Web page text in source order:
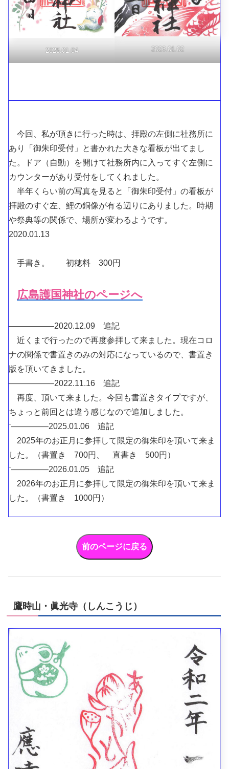
2025.01.04 2026.01.02
今回、私が頂きに行った時は、拝殿の左側に社務所に
あり「御朱印受付」と書かれた大きな看板が出てまし
た。ドア（自動）を開けて社務所内に入ってすぐ左側に
カウンターがあり受付をしてくれました。
半年くらい前の写真を見ると「御朱印受付」の看板が
拝殿のすぐ左、鯉の銅像が有る辺りにありました。時期
や祭典等の関係で、場所が変わるようです。
2020.01.13
手書き。 初穂料 300円
広島護国神社のページへ
—————–2020.12.09 追記
近くまで行ったので再度参拝して来ました。現在コロ
ナの関係で書置きのみの対応になっているので、書置き
版を頂いてきました。
—————–2022.11.16 追記
再度、頂いて来ました。今回も書置きタイプですが、
ちょっと前回とは違う感じなので追加しました。
⁻————–2025.01.06 追記
2025年のお正月に参拝して限定の御朱印を頂いて来ま
した。（書置き 700円、 直書き 500円）
⁻————–2026.01.05 追記
2026年のお正月に参拝して限定の御朱印を頂いて来ま
した。（書置き 1000円）
鷹時山・眞光寺（しんこうじ）